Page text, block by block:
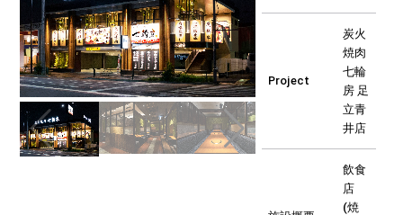
Project
炭火
焼肉
七輪
房 足
立青
井店
飲食
店
(焼